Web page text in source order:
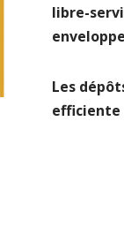
libre-
Les
efficiente